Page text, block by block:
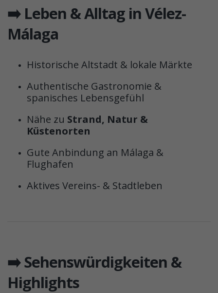
➡️ Leben & Alltag in Vélez-
Málaga
Historische Altstadt & lokale Märkte
Authentische Gastronomie &
spanisches Lebensgefühl
Nähe zu Strand, Natur &
Küstenorten
Gute Anbindung an Málaga &
Flughafen
Aktives Vereins- & Stadtleben
➡️ Sehenswürdigkeiten &
Highlights